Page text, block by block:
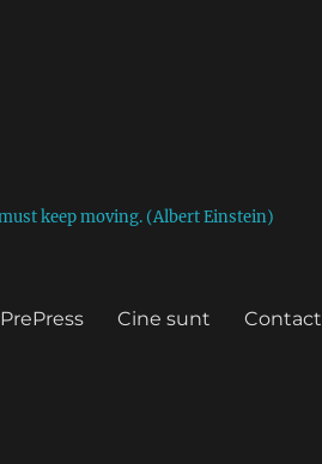
keep moving. (Albert Einstein)
Cine sunt Contact